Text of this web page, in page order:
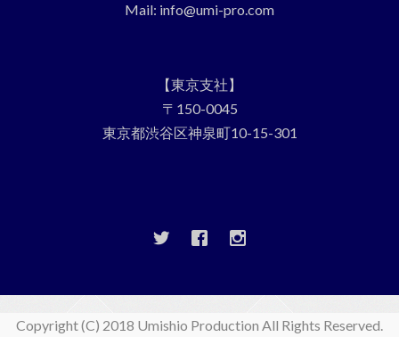
Mail: info@umi-pro.com
【東京支社】
〒150-0045
東京都渋谷区神泉町10-15-301
Copyright (C) 2018 Umishio Production All Rights Reserved.